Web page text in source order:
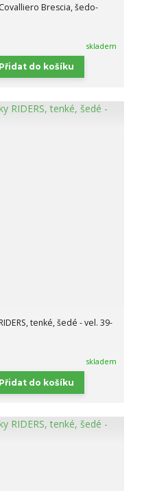
Brescia, šedo-
skladem
Přidat do košíku
tenké, šedé - vel. 39-
skladem
Přidat do košíku